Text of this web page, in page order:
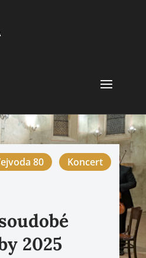
80 Koncert
2025